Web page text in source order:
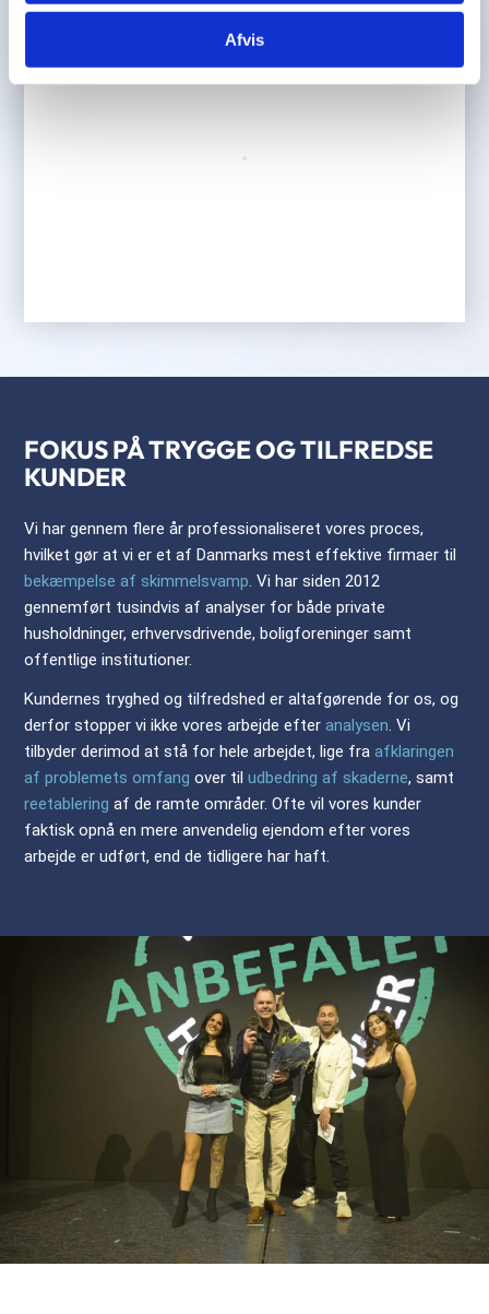
Afvis
FOKUS PÅ TRYGGE OG TILFREDSE
KUNDER
Vi har gennem flere år professionaliseret vores proces,
hvilket gør at vi er et af Danmarks mest effektive firmaer til
bekæmpelse af skimmelsvamp. Vi har siden 2012
gennemført tusindvis af analyser for både private
husholdninger, erhvervsdrivende, boligforeninger samt
offentlige institutioner.
Kundernes tryghed og tilfredshed er altafgørende for os, og
derfor stopper vi ikke vores arbejde efteranalysen. Vi
tilbyder derimod at stå for hele arbejdet, lige fraafklaringen
af problemets omfang over tiludbedring af skaderne, samt
reetablering af de ramte områder. Ofte vil vores kunder
faktisk opnå en mere anvendelig ejendom efter vores
arbejde er udført, end de tidligere har haft.